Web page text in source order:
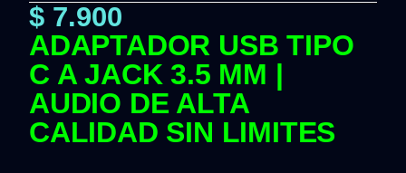
$ 7.900
ADAPTADOR USB TIPO
C A JACK 3.5 MM |
AUDIO DE ALTA
CALIDAD SIN LIMITES